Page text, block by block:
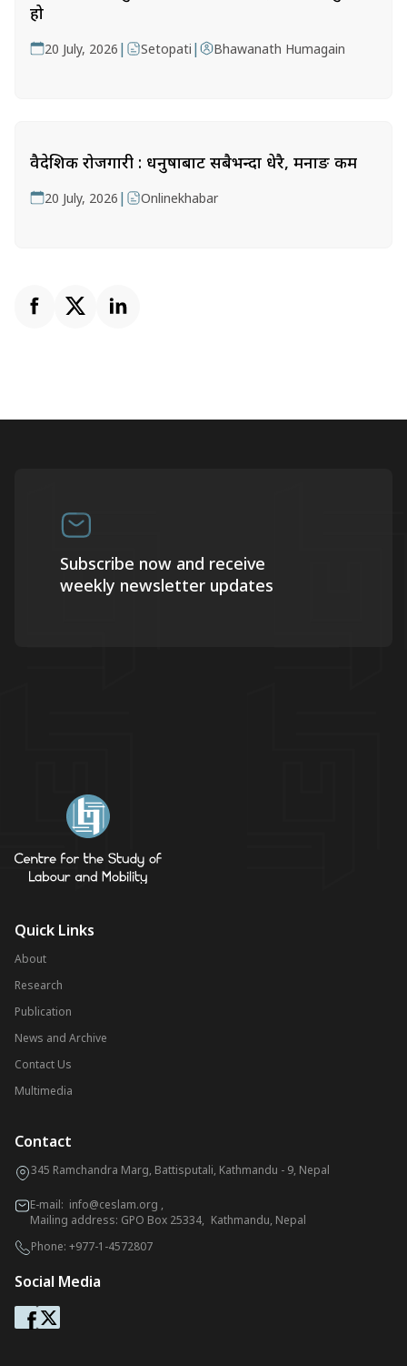
हो
20 July, 2026 | Setopati | Bhawanath Humagain
वैदेशिक रोजगारी : धनुषाबाट सबैभन्दा धेरै, मनाङ कम
20 July, 2026 | Onlinekhabar
Subscribe now and receive
weekly newsletter updates
Quick Links
About
Research
Publication
News and Archive
Contact Us
Multimedia
Contact
345 Ramchandra Marg, Battisputali, Kathmandu - 9, Nepal
E-mail: info@ceslam.org ,
Mailing address: GPO Box 25334, Kathmandu, Nepal
Phone: +977-1-4572807
Social Media